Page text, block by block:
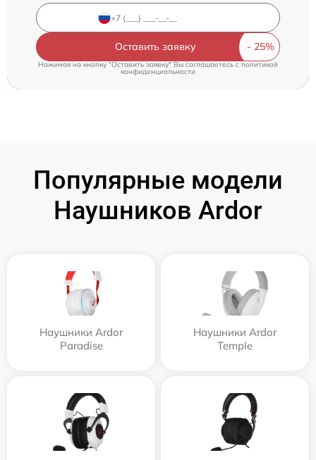
Оставить заявку
Нажимая на кнопку "Оставить заявку" Вы соглашаетесь cполитикой
конфиденциальности
Популярные модели
Наушников Ardor
Наушники Ardor
Paradise
Наушники Ardor
Temple